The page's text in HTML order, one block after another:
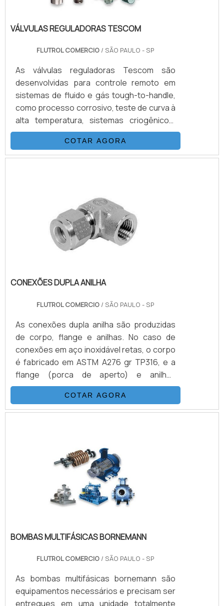
VÁLVULAS REGULADORAS TESCOM
FLUTROL COMERCIO / SÃO PAULO - SP
As válvulas reguladoras Tescom são
desenvolvidas para controle remoto em
sistemas de fluido e gás tough-to-handle,
como processo corrosivo, teste de curva à
alta temperatura, sistemas criogênicos,
amostragem de geradores de vapor, e
ambientes arriscados. Vale destacar que
os produtos são virtualmente livres de
tamanho compacto e peso dessas
unidades permitem instalação onde o
espaço e peso trariam dificuldades.INFO.
COTAR AGORA
CONEXÕES DUPLA ANILHA
FLUTROL COMERCIO / SÃO PAULO - SP
As conexões dupla anilha são produzidas
de corpo, flange e anilhas. No caso de
conexões em aço inoxidável retas, o corpo
é fabricado em ASTM A276 gr TP316, e a
flange (porca de aperto) e anilhas
(dianteira e traseira) também é fabricada
em ASTM A276 gr TP316, porém, com
tratamento de nitretação na anilha
um endurecimento externo muito grande,
contudo, mantém a flexibilidade interna da
anilha, garantindo um funcionamento .
COTAR AGORA
BOMBAS MULTIFÁSICAS BORNEMANN
FLUTROL COMERCIO / SÃO PAULO - SP
As bombas multifásicas bornemann são
equipamentos necessários e precisam ser
entregues em uma unidade totalmente